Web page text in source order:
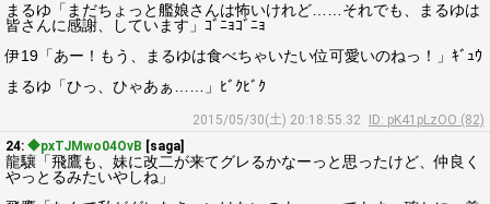
まるゆ「まだちょっと艦娘さんは怖いけれど……それでも、まるゆは
皆さんに感謝、しています」ｺﾞﾆｮｺﾞﾆｮ
伊19「あー！もう、まるゆは食べちゃいたい位可愛いのねっ！」ｷﾞｭｳ
まるゆ「ひっ、ひゃあぁ……」ﾋﾞｸﾋﾞｸ
2015/05/30(土) 20:18:55.32
ID: pK41pLzOO (82)
24: ◆pxTJMwo04OvB [saga]
龍驤「飛鷹も、妹に改二が来てグレるかなーっと思ったけど、仲良く
やっとるみたいやしね」